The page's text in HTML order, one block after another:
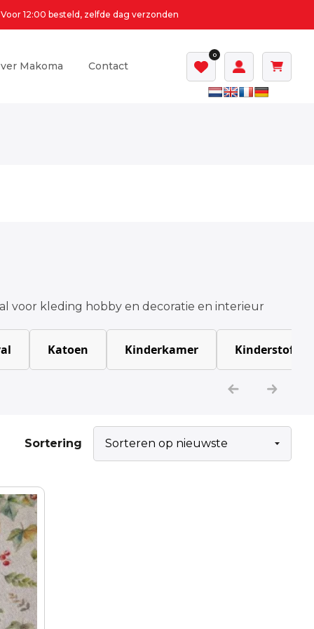
Voor 12:00 besteld, zelfde dag verzonden
Makoma Contact
0
voor kleding hobby en decoratie en interieur
Katoen Kinderkamer Kinderstoffen
Sortering